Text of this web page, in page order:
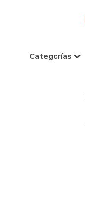
Categorías